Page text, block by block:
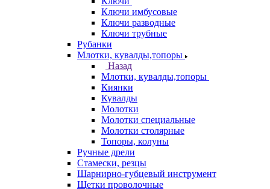
Ключи имбусовые
Ключи разводные
Ключи трубные
Рубанки
Млотки, кувалды,топоры
Назад
Млотки, кувалды,топоры
Киянки
Кувалды
Молотки
Молотки специальные
Молотки столярные
Топоры, колуны
Ручные дрели
Стамески, резцы
Шарнирно-губцевый инструмент
Щетки проволочные